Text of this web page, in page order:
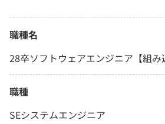
職種名
28卒ソフトウェアエンジニア【組み
職種
SEシステムエンジニア